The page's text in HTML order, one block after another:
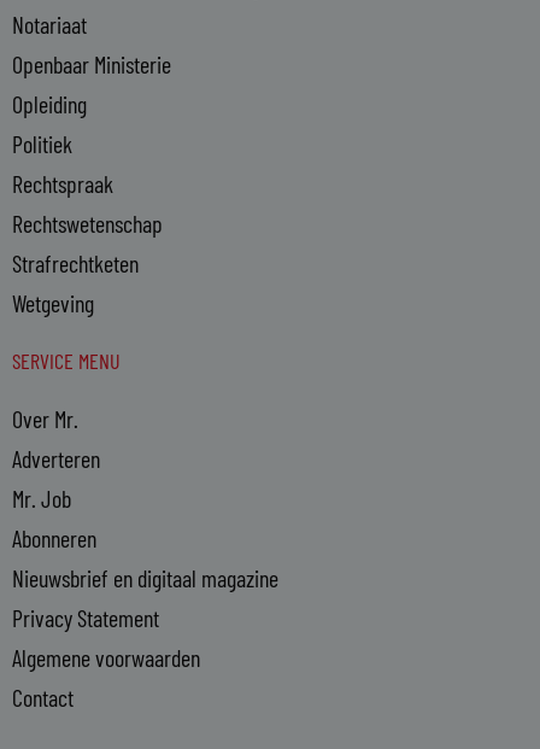
Notariaat
Openbaar Ministerie
Opleiding
Politiek
Rechtspraak
Rechtswetenschap
Strafrechtketen
Wetgeving
SERVICE MENU
Over Mr.
Adverteren
Mr. Job
Abonneren
Nieuwsbrief en digitaal magazine
Privacy Statement
Algemene voorwaarden
Contact